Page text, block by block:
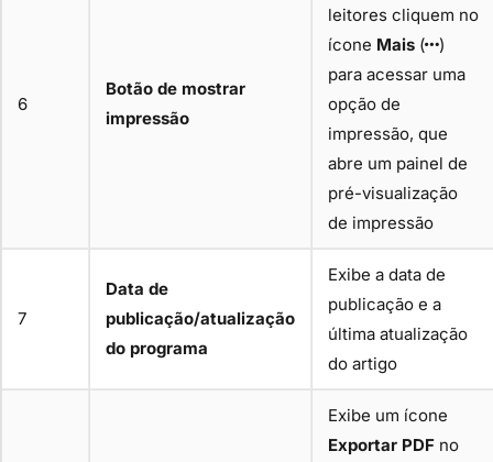
6
Botão de mostrar
impressão
leitores cliquem no
ícone Mais (
)
para acessar uma
opção de
impressão, que
abre um painel de
pré-visualização
de impressão
7
Data de
publicação/atualização
do programa
Exibe a data de
publicação e a
última atualização
do artigo
Exibe um ícone
Exportar PDF no